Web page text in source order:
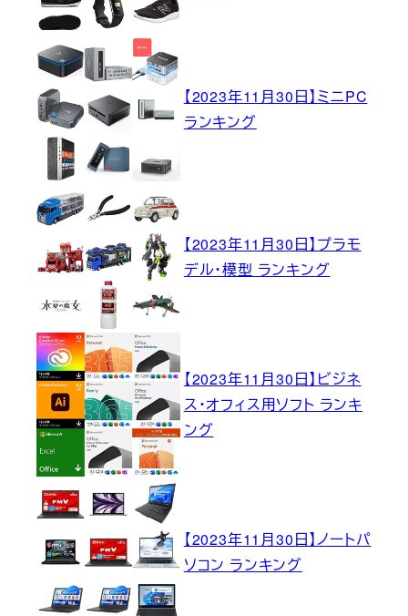
【2023年11月30日】ミニPC
ランキング
【2023年11月30日】プラモ
デル・模型 ランキング
【2023年11月30日】ビジネ
ス・オフィス用ソフト ランキ
ング
【2023年11月30日】ノートパ
ソコン ランキング